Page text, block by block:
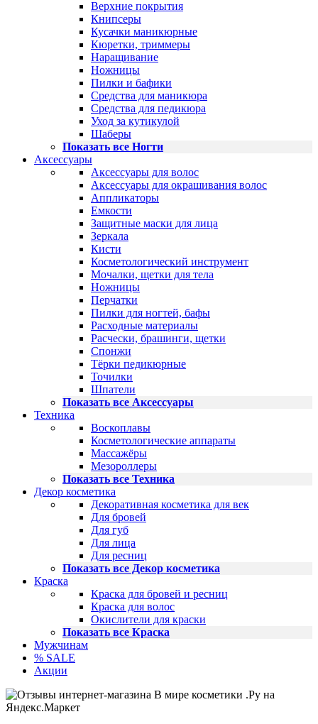
Верхние покрытия
Книпсеры
Кусачки маникюрные
Кюретки, триммеры
Наращивание
Ножницы
Пилки и бафики
Средства для маникюра
Средства для педикюра
Уход за кутикулой
Шаберы
Показать все Ногти
Аксессуары
Аксессуары для волос
Аксессуары для окрашивания волос
Аппликаторы
Емкости
Защитные маски для лица
Зеркала
Кисти
Косметологический инструмент
Мочалки, щетки для тела
Ножницы
Перчатки
Пилки для ногтей, бафы
Расходные материалы
Расчески, брашинги, щетки
Спонжи
Тёрки педикюрные
Точилки
Шпатели
Показать все Аксессуары
Техника
Воскоплавы
Косметологические аппараты
Массажёры
Мезороллеры
Показать все Техника
Декор косметика
Декоративная косметика для век
Для бровей
Для губ
Для лица
Для ресниц
Показать все Декор косметика
Краска
Краска для бровей и ресниц
Краска для волос
Окислители для краски
Показать все Краска
Мужчинам
% SALE
Акции